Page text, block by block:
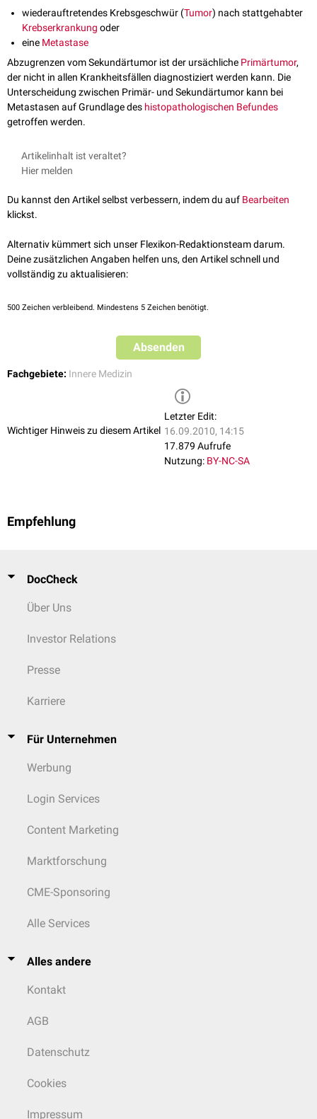
wiederauftretendes Krebsgeschwür (Tumor) nach stattgehabter
Krebserkrankung oder
eine Metastase
Abzugrenzen vom Sekundärtumor ist der ursächliche Primärtumor,
der nicht in allen Krankheitsfällen diagnostiziert werden kann. Die
Unterscheidung zwischen Primär- und Sekundärtumor kann bei
Metastasen auf Grundlage des histopathologischen Befundes
getroffen werden.
Artikelinhalt ist veraltet?
Hier melden
Du kannst den Artikel selbst verbessern, indem du auf Bearbeiten
klickst.
Alternativ kümmert sich unser Flexikon-Redaktionsteam darum.
Deine zusätzlichen Angaben helfen uns, den Artikel schnell und
vollständig zu aktualisieren:
500 Zeichen verbleibend. Mindestens 5 Zeichen benötigt.
Absenden
Fachgebiete: Innere Medizin
Wichtiger Hinweis zu diesem Artikel
Letzter Edit:
16.09.2010, 14:15
17.879 Aufrufe
Nutzung: BY-NC-SA
Empfehlung
DocCheck
Über Uns
Investor Relations
Presse
Karriere
Für Unternehmen
Werbung
Login Services
Content Marketing
Marktforschung
CME-Sponsoring
Alle Services
Alles andere
Kontakt
AGB
Datenschutz
Cookies
Impressum